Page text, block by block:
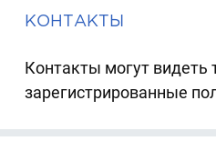
КОНТАКТЫ
Контакты могут видеть
зарегистрированные